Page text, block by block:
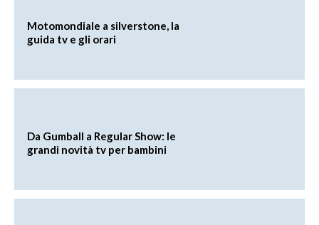
Motomondiale a silverstone, la
guida tv e gli orari
Da Gumball a Regular Show: le
grandi novità tv per bambini